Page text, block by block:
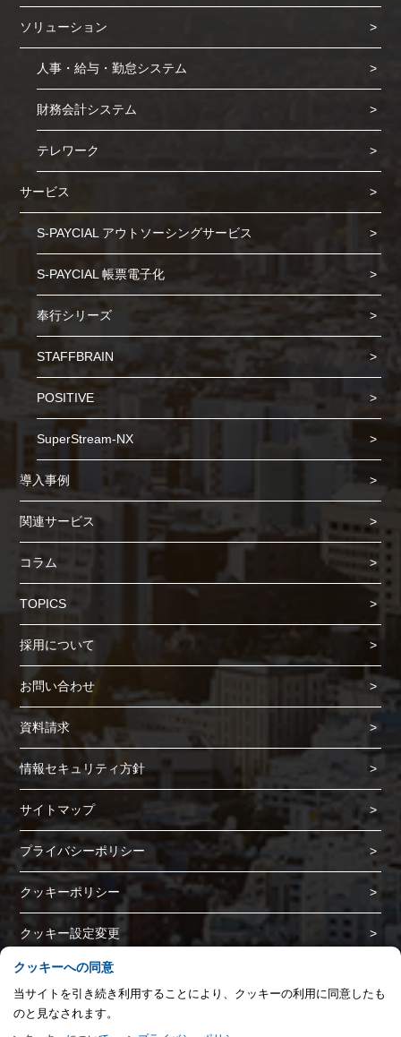
ソリューション
人事・給与・勤怠システム
財務会計システム
テレワーク
サービス
S-PAYCIAL アウトソーシングサービス
S-PAYCIAL 帳票電子化
奉行シリーズ
STAFFBRAIN
POSITIVE
SuperStream-NX
導入事例
関連サービス
コラム
TOPICS
採用について
お問い合わせ
資料請求
情報セキュリティ方針
サイトマップ
プライバシーポリシー
クッキーポリシー
クッキー設定変更
クッキーへの同意
当サイトを引き続き利用することにより、クッキーの利用に同意したも
のと見なされます。
プライバシー情報
プライバシー情報
お客様が当サイトを訪れると、ブラウザに情報が保存される、またはブラウ
ザに保存された情報が取得されることがあります。情報の主な保存先は
Cookie であり、対象となるのはサイト訪問者に関する情報、サイト訪問者
による設定、デバイス情報などです。これらの情報はサイトを正常に機能さ
せる目的を中心に使われます。個人を直接特定できる情報が保存されること
は通常ありませんが、Web サイトのパーソナライズに使われることはあり
ます。鈴与シンワートではプライバシーの権利を尊重しており、一部の
Cookie については有効化を拒否できるよう配慮しています。各カテゴリを
クリックすることで、それらの Cookie に関する詳細を確認し、当サイトに
おけるデフォルト設定を変更できます。ただし、一部の Cookie を無効化し
た場合、サイトの利用やサービスの利用に影響が出る可能性があります。
細情報
不可欠な Cookie
パフォーマンス Cookie
ターゲティング Cookie